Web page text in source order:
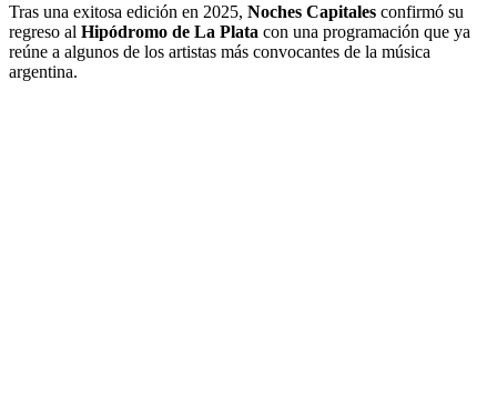
Tras una exitosa edición en 2025, Noches Capitales confirmó su
regreso al Hipódromo de La Plata con una programación que ya
reúne a algunos de los artistas más convocantes de la música
argentina.